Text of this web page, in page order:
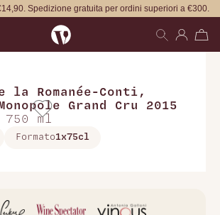
Spedizione gratuita per ordini superiori a €300.
la Romanée-Conti ,
Grand Cru 2015
ml
Formato1x75cl